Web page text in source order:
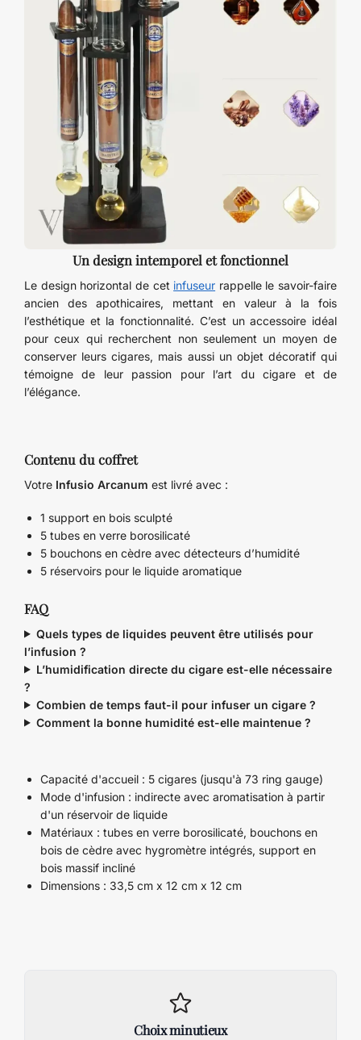
Un design intemporel et fonctionnel
Le design horizontal de cet infuseur rappelle le savoir-faire
ancien des apothicaires, mettant en valeur à la fois
l’esthétique et la fonctionnalité. C’est un accessoire idéal
pour ceux qui recherchent non seulement un moyen de
conserver leurs cigares, mais aussi un objet décoratif qui
témoigne de leur passion pour l’art du cigare et de
l’élégance.
Contenu du coffret
Votre Infusio Arcanum est livré avec :
1 support en bois sculpté
5 tubes en verre borosilicaté
5 bouchons en cèdre avec détecteurs d’humidité
5 réservoirs pour le liquide aromatique
FAQ
Quels types de liquides peuvent être utilisés pour
l’infusion ?
L’humidification directe du cigare est-elle nécessaire
?
Combien de temps faut-il pour infuser un cigare ?
Comment la bonne humidité est-elle maintenue ?
Capacité d'accueil : 5 cigares (jusqu'à 73 ring gauge)
Mode d'infusion : indirecte avec aromatisation à partir
d'un réservoir de liquide
Matériaux : tubes en verre borosilicaté, bouchons en
bois de cèdre avec hygromètre intégrés, support en
bois massif incliné
Dimensions : 33,5 cm x 12 cm x 12 cm
Choix minutieux